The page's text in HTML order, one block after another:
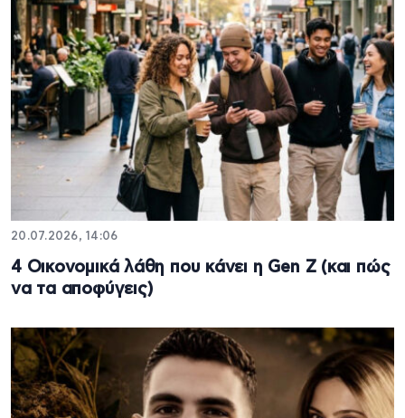
20.07.2026, 14:06
4 Οικονομικά λάθη που κάνει η Gen Z (και πώς
να τα αποφύγεις)